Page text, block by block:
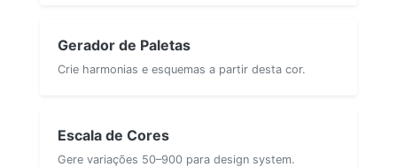
Gerador de Paletas
Crie harmonias e esquemas a partir desta cor.
Escala de Cores
Gere variações 50–900 para design system.